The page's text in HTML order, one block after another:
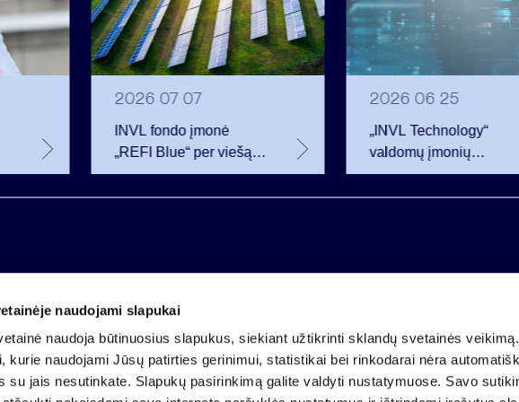
naudojami slapukai
naudoja būtinuosius slapukus, siekiant užtikrinti sklandų svetainės
kurie naudojami Jūsų patirties gerinimui, statistikai bei rinkodarai nėra
su jais nesutinkate. Slapukų pasirinkimą galite valdyti nustatymuose. Savo
2026 07 07
INVL fondo įmonė
„REFI Blue“ per viešą
obligacijų emisiją
pritraukė 12 mln. eurų –
2026 06 25
„INVL Technology“
valdomų įmonių
darbuotojai realizavo
opcionus ir tapo
Įmonės kodas 121304349
PVM mokėtojo kodas LT213043414
Įregistruota VĮ Registrų centras
A.s. LT25 4010 0424 0124 2013